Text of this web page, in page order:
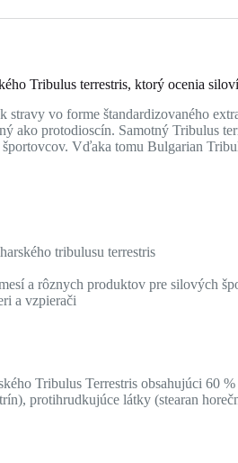
Tribulus terrestris, ktorý ocenia
stravy vo forme štandardizovaného
ako protodioscín. Samotný Tribulus
Vďaka tomu Bulgarian
tribulusu terrestris
a rôznych produktov pre silových
a vzpierači
Tribulus Terrestris obsahujúci 60
protihrudkujúce látky (stearan